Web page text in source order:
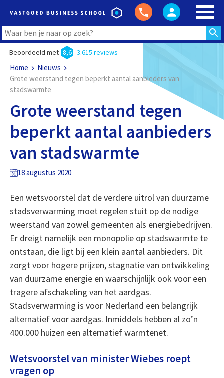
Beoordeeld met 8,6 3.615 reviews
Home
Nieuws
Grote weerstand tegen beperkt aantal aanbieders van
stadswarmte
Grote weerstand tegen
beperkt aantal aanbieders
van stadswarmte
18 augustus 2020
Een wetsvoorstel dat de verdere uitrol van duurzame
stadsverwarming moet regelen stuit op de nodige
weerstand van zowel gemeenten als energiebedrijven.
Er dreigt namelijk een monopolie op stadswarmte te
ontstaan, die ligt bij een klein aantal aanbieders. Dit
zorgt voor hogere prijzen, stagnatie van ontwikkeling
van duurzame energie en waarschijnlijk ook voor een
tragere afschakeling van het aardgas.
Stadsverwarming is voor Nederland een belangrijk
alternatief voor aardgas. Inmiddels hebben al zo’n
400.000 huizen een alternatief warmtenet.
Wetsvoorstel van minister Wiebes roept
vragen op